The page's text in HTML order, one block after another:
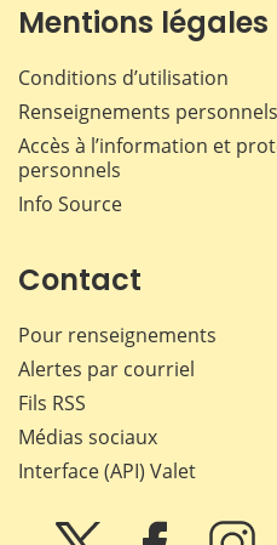
Mentions légales
Conditions d’utilisation
Renseignements personnels
Accès à l’information et
personnels
Info Source
Contact
Pour renseignements
Alertes par courriel
Fils RSS
Médias sociaux
Interface (API) Valet